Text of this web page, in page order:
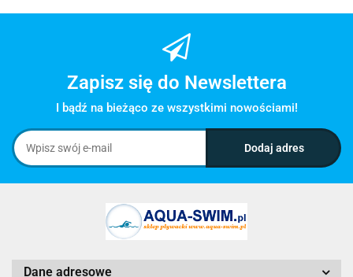
Zapisz się do Newslettera
I bądź na bieżąco ze wszystkimi nowościami!
Dane adresowe